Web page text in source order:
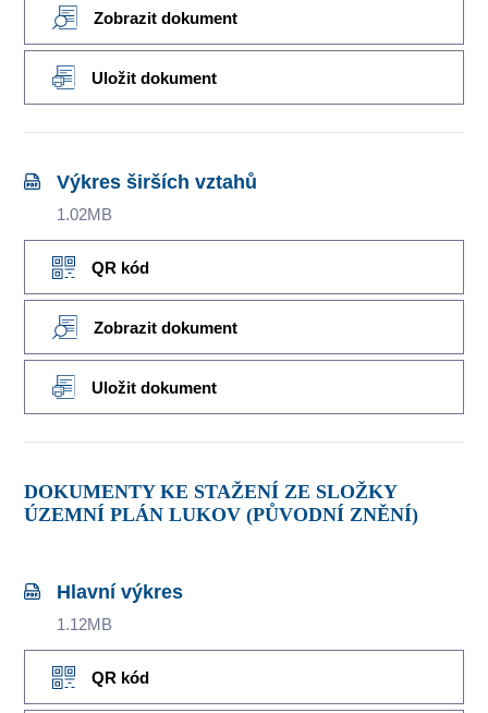
Zobrazit dokument
Uložit dokument
Výkres širších vztahů
1.02MB
QR kód
Zobrazit dokument
Uložit dokument
DOKUMENTY KE STAŽENÍ ZE SLOŽKY
ÚZEMNÍ PLÁN LUKOV (PŮVODNÍ ZNĚNÍ)
Hlavní výkres
1.12MB
QR kód